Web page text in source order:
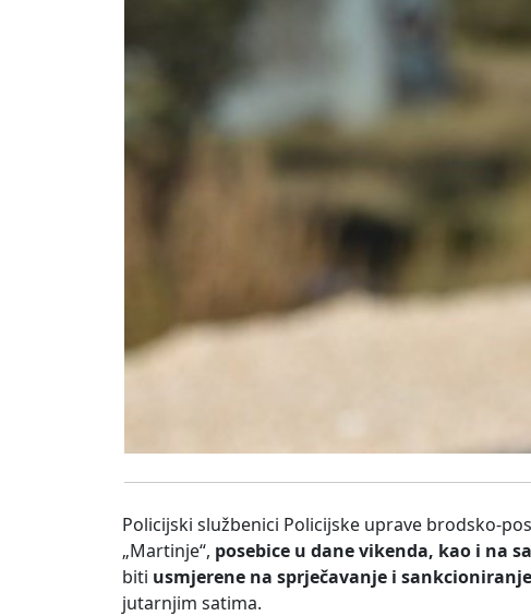
Policijski službenici Policijske uprave brodsko-
„Martinje“, posebice u dane vikenda, kao i na
biti usmjerene na sprječavanje i
jutarnjim satima.